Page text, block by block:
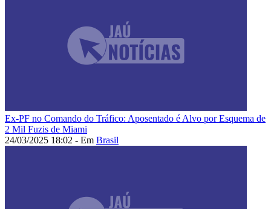
Ex-PF no Comando do Tráfico: Aposentado é Alvo por Esquema de
2 Mil Fuzis de Miami
24/03/2025 18:02 - Em Brasil